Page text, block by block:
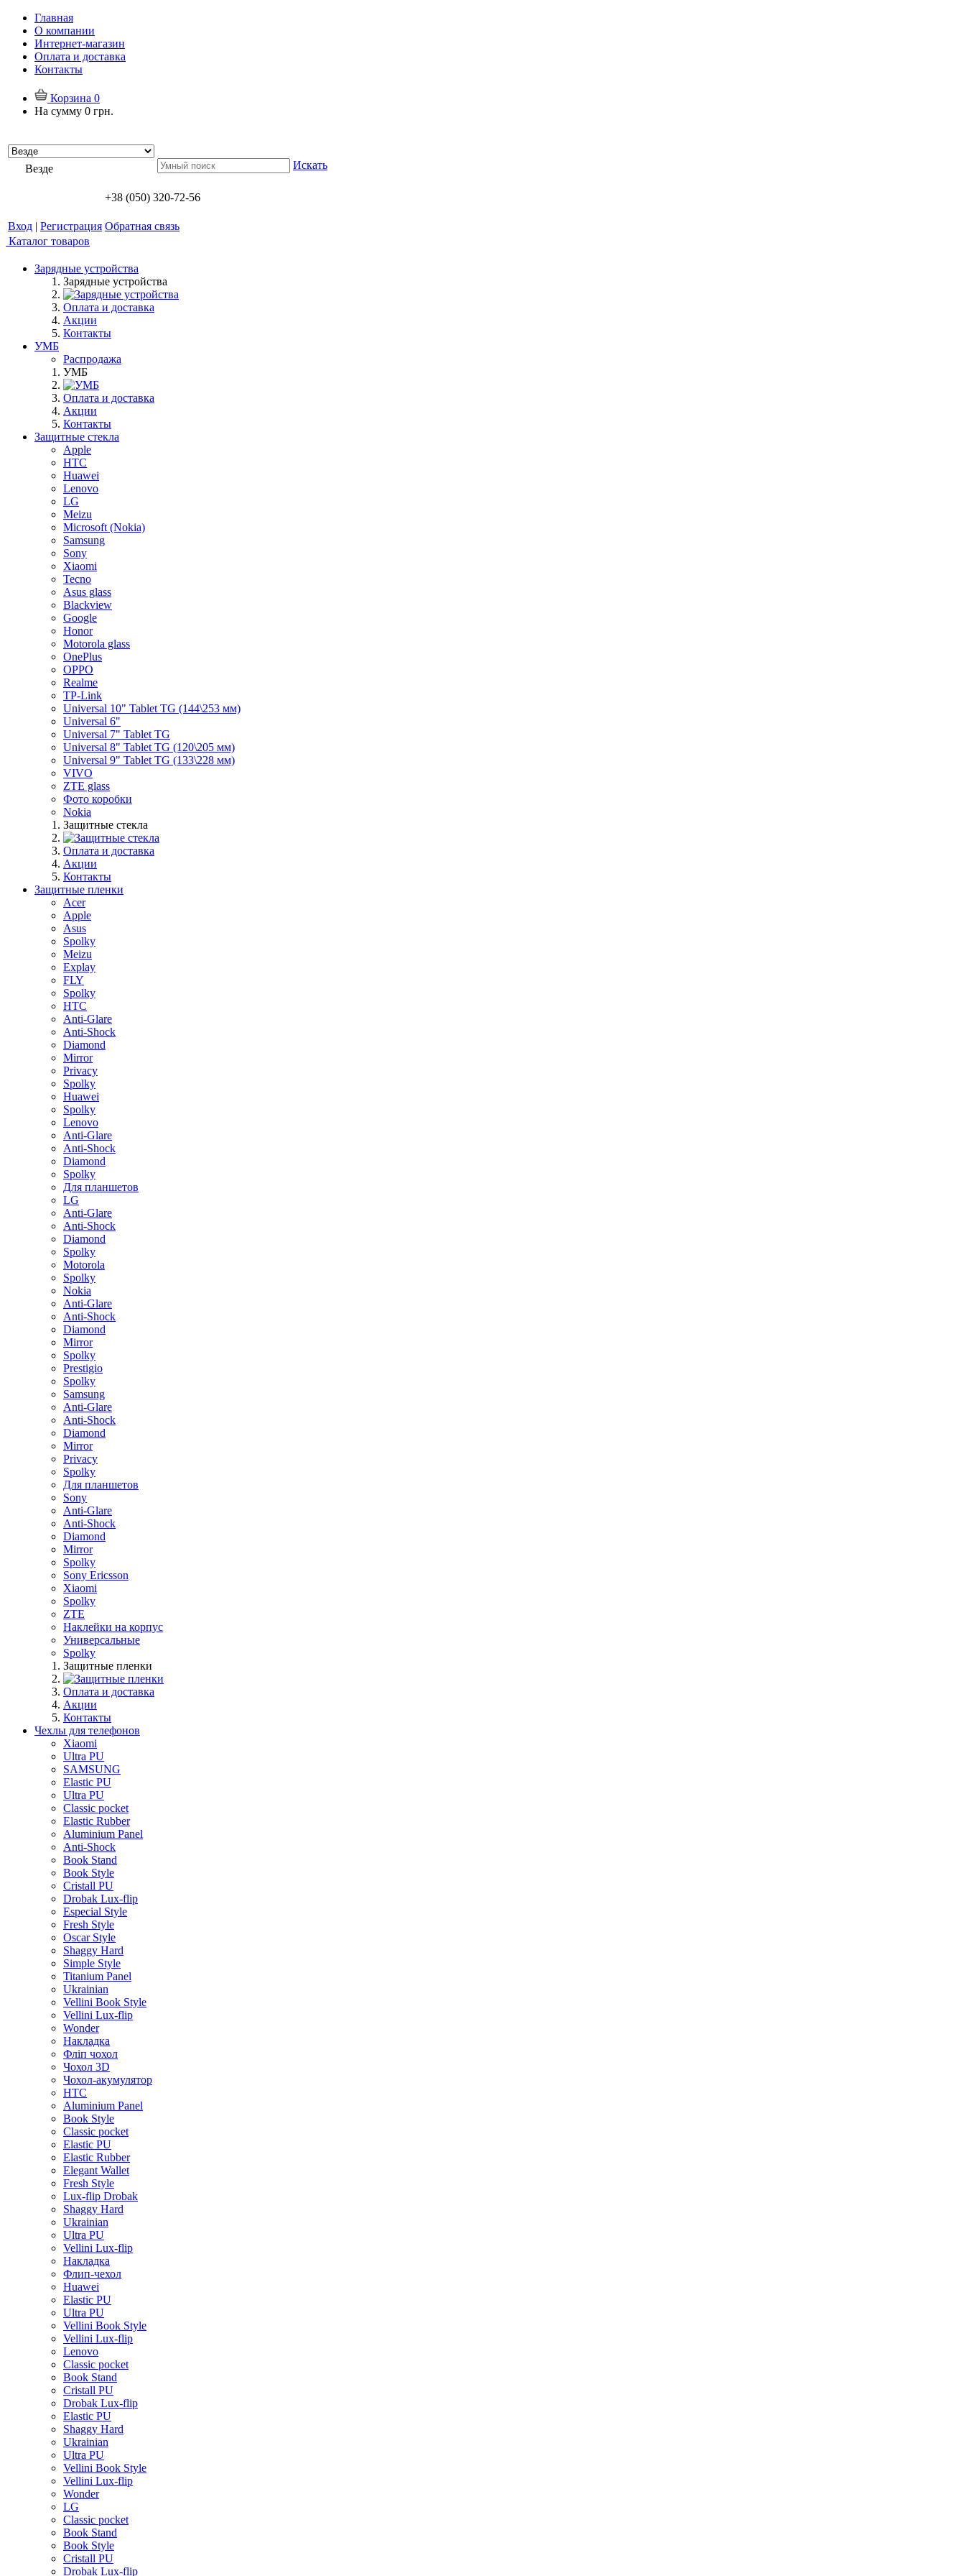
Главная
О компании
Интернет-магазин
Оплата и доставка
Контакты
Корзина 0
На сумму 0 грн.
Везде Искать
+38 (050) 320-72-56
Вход | Регистрация Обратная связь
Каталог товаров
Зарядные устройства
Зарядные устройства
Оплата и доставка
Акции
Контакты
УМБ
Распродажа
УМБ
Оплата и доставка
Акции
Контакты
Защитные стекла
Apple
HTC
Huawei
Lenovo
LG
Meizu
Microsoft (Nokia)
Samsung
Sony
Xiaomi
Tecno
Asus glass
Blackview
Google
Honor
Motorola glass
OnePlus
OPPO
Realme
TP-Link
Universal 10" Tablet TG (144\253 мм)
Universal 6"
Universal 7" Tablet TG
Universal 8" Tablet TG (120\205 мм)
Universal 9" Tablet TG (133\228 мм)
VIVO
ZTE glass
Фото коробки
Nokia
Защитные стекла
Оплата и доставка
Акции
Контакты
Защитные пленки
Acer
Apple
Asus
Spolky
Meizu
Explay
FLY
Spolky
HTC
Anti-Glare
Anti-Shock
Diamond
Mirror
Privacy
Spolky
Huawei
Spolky
Lenovo
Anti-Glare
Anti-Shock
Diamond
Spolky
Для планшетов
LG
Anti-Glare
Anti-Shock
Diamond
Spolky
Motorola
Spolky
Nokia
Anti-Glare
Anti-Shock
Diamond
Mirror
Spolky
Prestigio
Spolky
Samsung
Anti-Glare
Anti-Shock
Diamond
Mirror
Privacy
Spolky
Для планшетов
Sony
Anti-Glare
Anti-Shock
Diamond
Mirror
Spolky
Sony Ericsson
Xiaomi
Spolky
ZTE
Наклейки на корпус
Универсальные
Spolky
Защитные пленки
Оплата и доставка
Акции
Контакты
Чехлы для телефонов
Xiaomi
Ultra PU
SAMSUNG
Elastic PU
Ultra PU
Classic pocket
Elastic Rubber
Aluminium Panel
Anti-Shock
Book Stand
Book Style
Cristall PU
Drobak Lux-flip
Especial Style
Fresh Style
Oscar Style
Shaggy Hard
Simple Style
Titanium Panel
Ukrainian
Vellini Book Style
Vellini Lux-flip
Wonder
Накладка
Фліп чохол
Чохол 3D
Чохол-акумулятор
HTC
Aluminium Panel
Book Style
Classic pocket
Elastic PU
Elastic Rubber
Elegant Wallet
Fresh Style
Lux-flip Drobak
Shaggy Hard
Ukrainian
Ultra PU
Vellini Lux-flip
Накладка
Флип-чехол
Huawei
Elastic PU
Ultra PU
Vellini Book Style
Vellini Lux-flip
Lenovo
Classic pocket
Book Stand
Cristall PU
Drobak Lux-flip
Elastic PU
Shaggy Hard
Ukrainian
Ultra PU
Vellini Book Style
Vellini Lux-flip
Wonder
LG
Classic pocket
Book Stand
Book Style
Cristall PU
Drobak Lux-flip